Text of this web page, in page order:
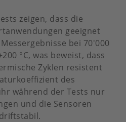
zeigen, dass die
geeignet
bei 70'000
°C, was beweist, dass
Zyklen resistent
des
während der Tests nur
und die Sensoren